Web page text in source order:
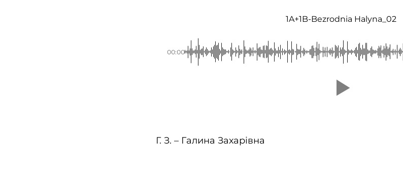
1A+1B-Bezrodnia Halyna_02
00:00
Г. З. – Галина Захарівна